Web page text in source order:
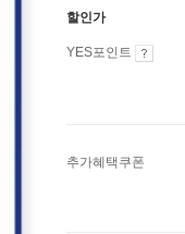
할인가
YES포인트
추가혜택쿠폰